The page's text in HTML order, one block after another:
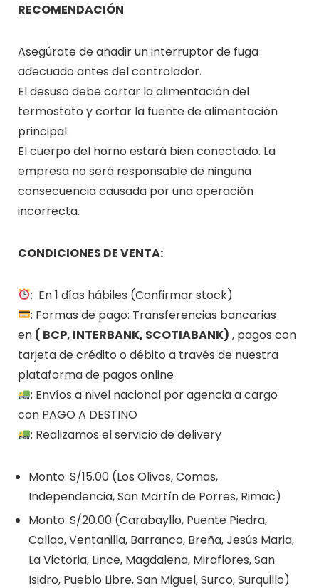
RECOMENDACIÓN
Asegúrate de añadir un interruptor de fuga
adecuado antes del controlador.
El desuso debe cortar la alimentación del
termostato y cortar la fuente de alimentación
principal.
El cuerpo del horno estará bien conectado. La
empresa no será responsable de ninguna
consecuencia causada por una operación
incorrecta.
CONDICIONES DE VENTA:
: En 1 días hábiles (Confirmar stock)
: Formas de pago: Transferencias bancarias
en ( BCP, INTERBANK, SCOTIABANK) , pagos con
tarjeta de crédito o débito a través de nuestra
plataforma de pagos online
: Envíos a nivel nacional por agencia a cargo
con PAGO A DESTINO
: Realizamos el servicio de delivery
Monto: S/15.00 (Los Olivos, Comas,
Independencia, San Martín de Porres, Rimac)
Monto: S/20.00 (Carabayllo, Puente Piedra,
Callao, Ventanilla, Barranco, Breña, Jesús Maria,
La Victoria, Lince, Magdalena, Miraflores, San
Isidro, Pueblo Libre, San Miguel, Surco, Surquillo)